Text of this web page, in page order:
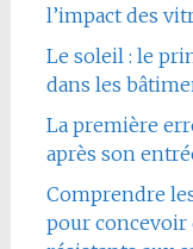
l’impact des
Le soleil : le
dans les
La première
après son
Comprendre
pour